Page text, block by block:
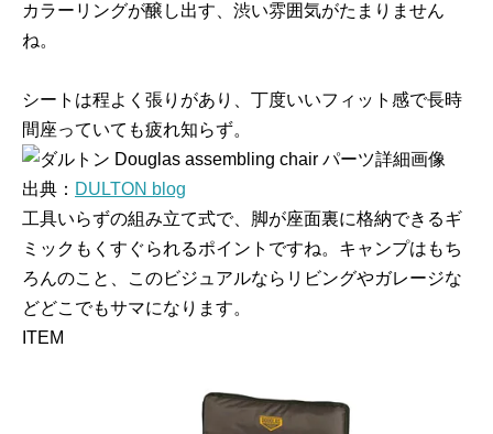
カラーリングが醸し出す、渋い雰囲気がたまりません
ね。
シートは程よく張りがあり、丁度いいフィット感で長時
間座っていても疲れ知らず。
出典： DULTON blog
工具いらずの組み立て式で、脚が座面裏に格納できるギ
ミックもくすぐられるポイントですね。キャンプはもち
ろんのこと、このビジュアルならリビングやガレージな
どどこでもサマになります。
ITEM